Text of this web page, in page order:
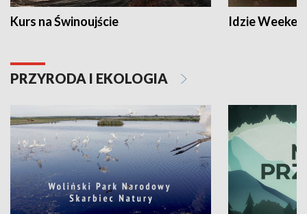
Kurs na Świnoujście Idzie
PRZYRODA I EKOLOGIA